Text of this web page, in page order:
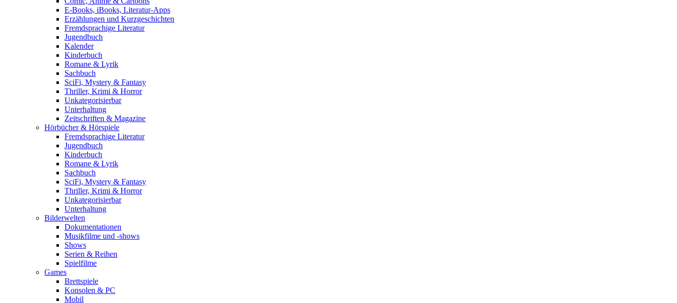
E-Books, iBooks, Literatur-Apps
Erzählungen und Kurzgeschichten
Fremdsprachige Literatur
Jugendbuch
Kalender
Kinderbuch
Romane & Lyrik
Sachbuch
SciFi, Mystery & Fantasy
Thriller, Krimi & Horror
Unkategorisierbar
Unterhaltung
Zeitschriften & Magazine
Hörbücher & Hörspiele
Fremdsprachige Literatur
Jugendbuch
Kinderbuch
Romane & Lyrik
Sachbuch
SciFi, Mystery & Fantasy
Thriller, Krimi & Horror
Unkategorisierbar
Unterhaltung
Bilderwelten
Dokumentationen
Musikfilme und -shows
Shows
Serien & Reihen
Spielfilme
Games
Brettspiele
Konsolen & PC
Mobil